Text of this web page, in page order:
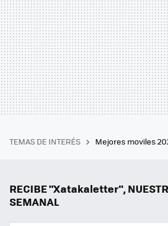
TEMAS DE INTERÉS Mejores moviles
RECIBE "Xatakaletter",
SEMANAL